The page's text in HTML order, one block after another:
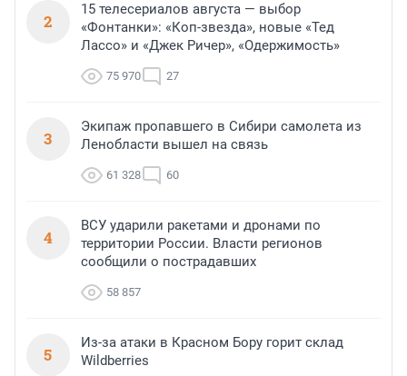
2
15 телесериалов августа — выбор
«Фонтанки»: «Коп-звезда», новые «Тед
Лассо» и «Джек Ричер», «Одержимость»
75 970 27
3
Экипаж пропавшего в Сибири самолета из
Ленобласти вышел на связь
61 328 60
4
ВСУ ударили ракетами и дронами по
территории России. Власти регионов
сообщили о пострадавших
58 857
5
Из-за атаки в Красном Бору горит склад
Wildberries